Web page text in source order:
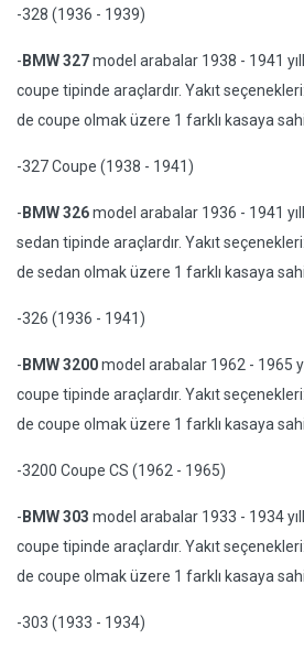
-328 (1936 - 1939)
- BMW 327model arabalar 1938 - 1941
coupe tipinde araçlardır. Yakıt
de coupe olmak üzere 1 farklı kasaya
-327 Coupe (1938 - 1941)
- BMW 326model arabalar 1936 - 1941
sedan tipinde araçlardır. Yakıt
de sedan olmak üzere 1 farklı kasaya
-326 (1936 - 1941)
- BMW 3200model arabalar 1962 - 1965
coupe tipinde araçlardır. Yakıt
de coupe olmak üzere 1 farklı kasaya
-3200 Coupe CS (1962 - 1965)
- BMW 303 model arabalar 1933 - 1934
coupe tipinde araçlardır. Yakıt
de coupe olmak üzere 1 farklı kasaya
-303 (1933 - 1934)